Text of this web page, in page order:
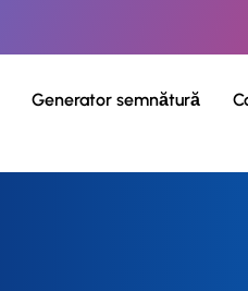
Generator semnătură